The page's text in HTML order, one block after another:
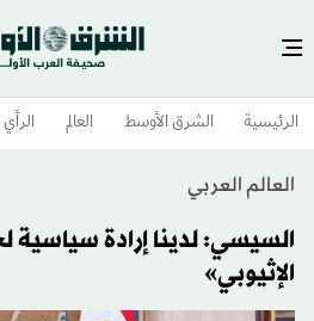
الرئيسية الشرق الأوسط​ العالم الرأي
العالم العربي
السيسي: لدينا إرادة سياسية
الإثيوبي»